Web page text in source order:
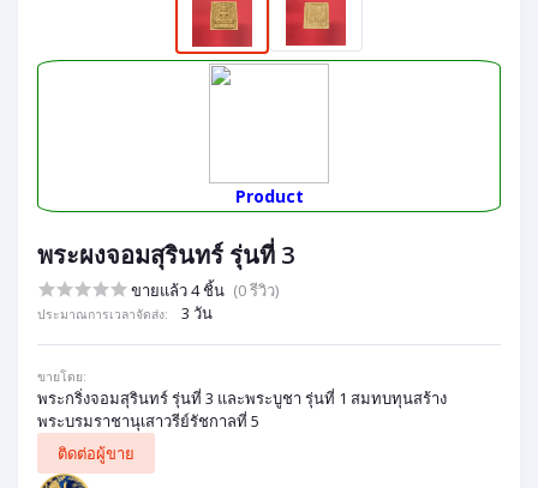
Product
พระผงจอมสุรินทร์ รุ่นที่ 3
ขายแล้ว 4 ชิ้น (0 รีวิว)
ประมาณการเวลาจัดส่ง: 3 วัน
ขายโดย:
พระกริ่งจอมสุรินทร์ รุ่นที่ 3 และพระบูชา รุ่นที่ 1 สมทบทุนสร้าง
พระบรมราชานุเสาวรีย์รัชกาลที่ 5
ติดต่อผู้ขาย